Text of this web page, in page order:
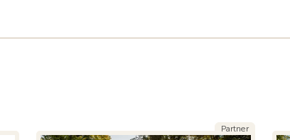
Partner